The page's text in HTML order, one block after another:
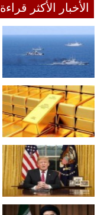
الأخبار الأكثر قراءة